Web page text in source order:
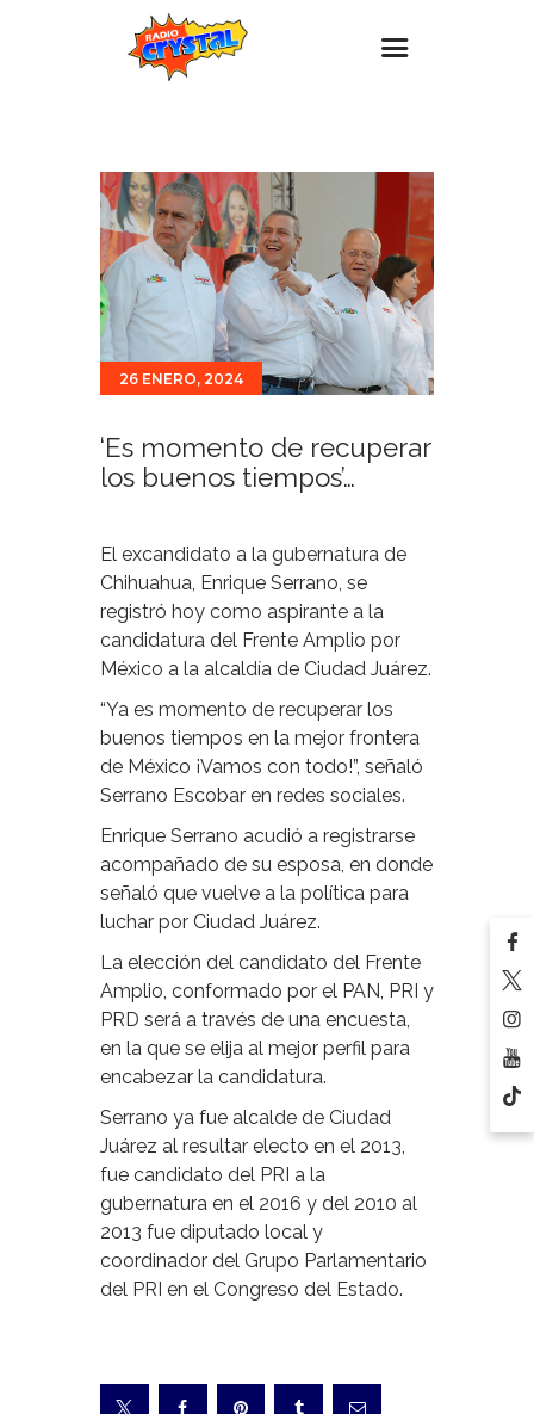
Estaciones
Eventos
Promociones
Noticias
Para ti
Contacto
26 ENERO, 2024
‘Es momento de recuperar
los buenos tiempos’…
El excandidato a la gubernatura de
Chihuahua, Enrique Serrano, se
registró hoy como aspirante a la
candidatura del Frente Amplio por
México a la alcaldía de Ciudad Juárez.
“Ya es momento de recuperar los
buenos tiempos en la mejor frontera
de México ¡Vamos con todo!”, señaló
Serrano Escobar en redes sociales.
Enrique Serrano acudió a registrarse
acompañado de su esposa, en donde
señaló que vuelve a la política para
luchar por Ciudad Juárez.
La elección del candidato del Frente
Amplio, conformado por el PAN, PRI y
PRD será a través de una encuesta,
en la que se elija al mejor perfil para
encabezar la candidatura.
Serrano ya fue alcalde de Ciudad
Juárez al resultar electo en el 2013,
fue candidato del PRI a la
gubernatura en el 2016 y del 2010 al
2013 fue diputado local y
coordinador del Grupo Parlamentario
del PRI en el Congreso del Estado.